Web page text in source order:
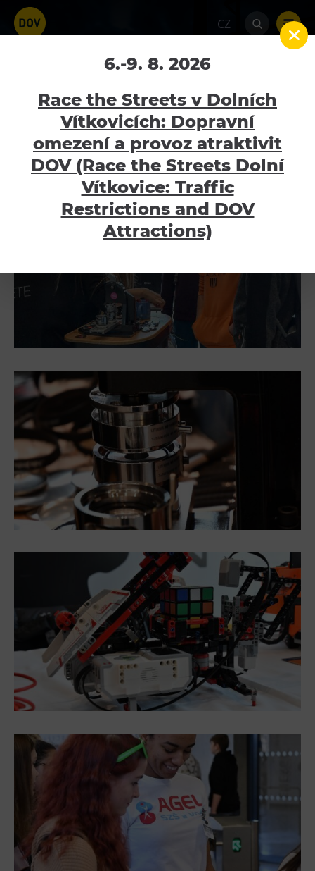
CZ
Živá knihovna studijních
možností 2020
Galerie
Živá knihovna studijních
Atraktivity
Bolt Tower
Velký svět techniky
Malý svět techniky U6
Gong
Hornické muzeum
Heligonka
Lezecká stěna
Národní zemědělské muzeum
Fajna Dilna
FUTUREUM
Prohlídky
Dolní Vítkovice
Hornické muzeum
Kavárna Velký Svět techniky
L’Osteria
PECKA DOV
Restaurace VP ART
Bistropen
FUTURE café
Catering
Hotel VP1
Vila Liběna
6.-9. 8. 2026
Race the Streets v Dolních
Vítkovicích: Dopravní
omezení a provoz atraktivit
DOV (Race the Streets Dolní
Vítkovice: Traffic
Restrictions and DOV
Attractions)